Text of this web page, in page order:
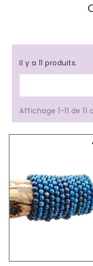
Il y a 11 produits.
Affichage 1-11 de